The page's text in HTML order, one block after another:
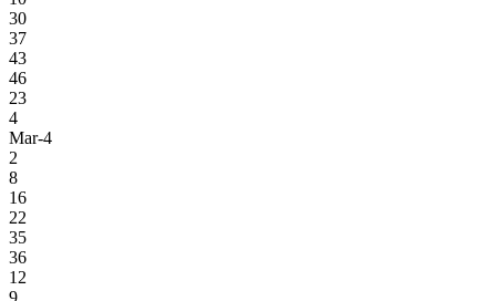
30
37
43
46
23
4
Mar-4
2
8
16
22
35
36
12
9